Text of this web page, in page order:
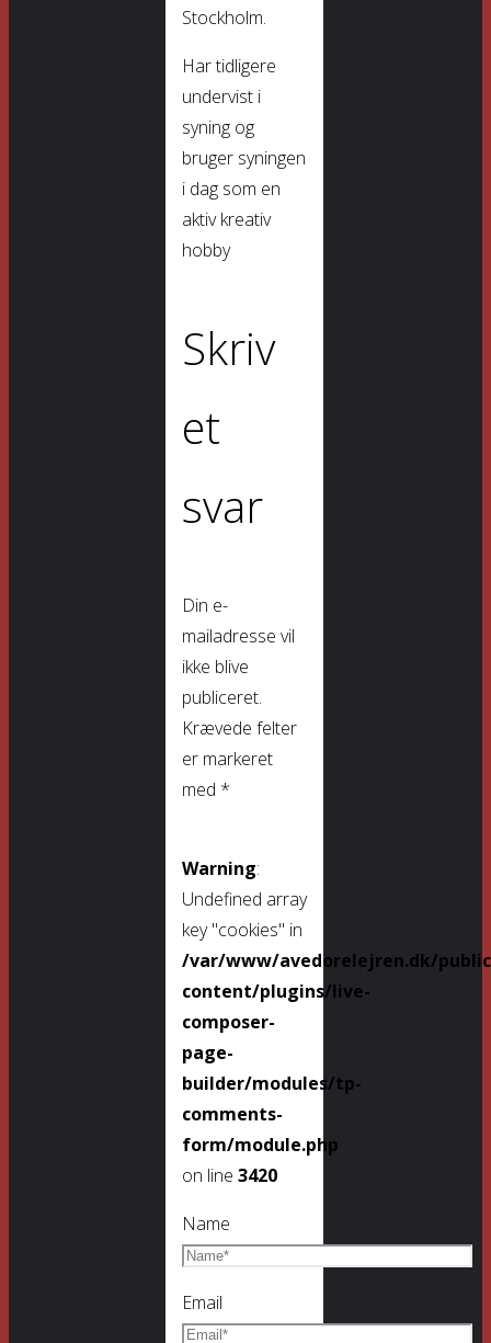
Stockholm.
Har tidligere
undervist i
syning og
bruger syningen
i dag som en
aktiv kreativ
hobby
Skriv
et
svar
Din e-
mailadresse vil
ikke blive
publiceret.
Krævede felter
er markeret
med *
Warning:
Undefined array
key "cookies" in
/var/www/avedorelejren.dk/
content/plugins/live-
composer-
page-
builder/modules/tp-
comments-
form/module.php
on line 3420
Name
Email